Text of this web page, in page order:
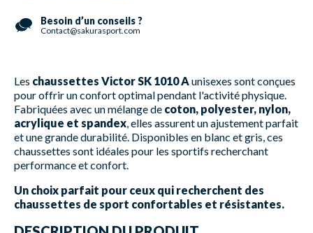
Besoin d’un conseils ?
Contact@sakurasport.com
Les chaussettes Victor SK 1010 A unisexes sont conçues
pour offrir un confort optimal pendant l'activité physique.
Fabriquées avec un mélange de coton, polyester, nylon,
acrylique et spandex , elles assurent un ajustement parfait
et une grande durabilité. Disponibles en blanc et gris, ces
chaussettes sont idéales pour les sportifs recherchant
performance et confort.
Un choix parfait pour ceux qui recherchent des
chaussettes de sport confortables et résistantes.